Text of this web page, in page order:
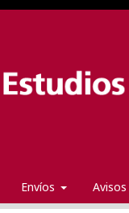
Envíos Avisos